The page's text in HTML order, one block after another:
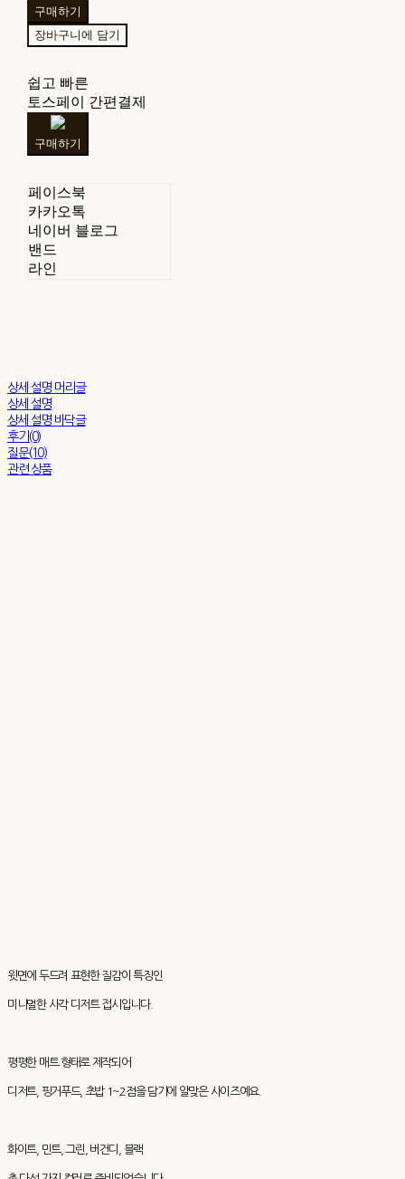
구매하기
장바구니에 담기
쉽고 빠른
토스페이 간편결제
구매하기
페이스북
카카오톡
네이버 블로그
밴드
라인
상세 설명 머리글
상세 설명
상세 설명 바닥글
후기(0)
질문(10)
관련 상품
윗면에 두드려 표현한 질감이 특징인
미니멀한 사각 디저트 접시입니다.
평평한 매트 형태로 제작되어
디저트, 핑거푸드, 초밥 1~2점을 담기에 알맞은 사이즈예요.
화이트, 민트, 그린, 버건디, 블랙